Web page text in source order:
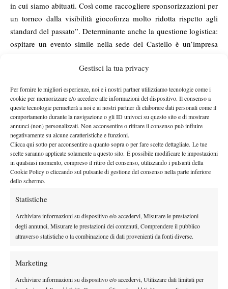
Gestisci la tua privacy
Per fornire le migliori esperienze, noi e i nostri partner utilizziamo tecnologie come i
cookie per memorizzare e/o accedere alle informazioni del dispositivo. Il consenso a
queste tecnologie permetterà a noi e ai nostri partner di elaborare dati personali come il
comportamento durante la navigazione o gli ID univoci su questo sito e di mostrare
annunci (non) personalizzati. Non acconsentire o ritirare il consenso può influire
negativamente su alcune caratteristiche e funzioni.
Clicca qui sotto per acconsentire a quanto sopra o per fare scelte dettagliate. Le tue
scelte saranno applicate solamente a questo sito. È possibile modificare le impostazioni
in qualsiasi momento, compreso il ritiro del consenso, utilizzando i pulsanti della
Cookie Policy o cliccando sul pulsante di gestione del consenso nella parte inferiore
dello schermo.
Statistiche
Archiviare informazioni su dispositivo e/o accedervi, Misurare le prestazioni
degli annunci, Misurare le prestazioni dei contenuti, Comprendere il pubblico
attraverso statistiche o la combinazione di dati provenienti da fonti diverse.
Marketing
Archiviare informazioni su dispositivo e/o accedervi, Utilizzare dati limitati per
in cui siamo abituati. Così come raccogliere sponsorizzazioni per
un torneo dalla visibilità giocoforza molto ridotta rispetto agli
standard del passato”. Determinante anche la questione logistica:
ospitare un evento simile nella sede del Castello è un’impresa
spazi ridotti rendono difficile garantire il distanziamento
Da non dimenticare anche il valore degli Internazionali per il
territorio: nati nel 2008 come torneo Itf da 10 mila dollari, sono
diventati uno dei primi tre tornei femminili del calendario
italiano, varcando i confini del tennis fino a trasformarsi in una
festa per tutta Brescia, e coinvolgere tante realtà della città. “Oltre
che un veicolo per promuovere il tennis e mettere in luce la
nostra attività – continua Paris – il torneo era diventato una
vetrina per Brescia, con il villaggio ospitalità, tante iniziative e
altrettante attività collaterali. Senza tutto ciò il torneo perderebbe
toscana Jasmine Paolini, che vinse l’edizione 2019
guadagnandosi poi, di lì a poco, l’ingresso fra le prime 100 della
mesi, col ritorno dell’evento previsto nel 2022. “Non appena
opzionato per il prossimo anno la stessa data di sempre (nella